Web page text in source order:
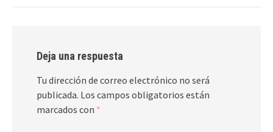
Deja una respuesta
Tu dirección de correo electrónico no será
publicada. Los campos obligatorios están
marcados con *